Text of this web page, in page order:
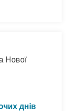
Нової
днів